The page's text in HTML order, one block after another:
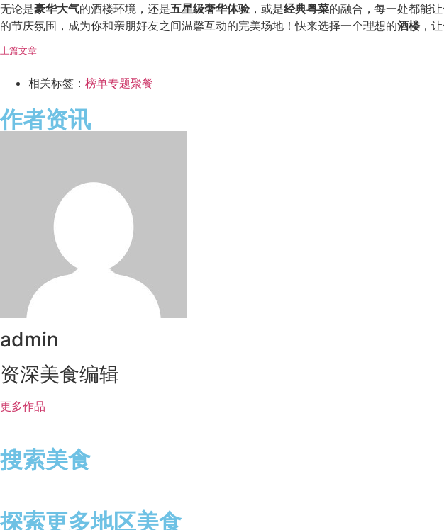
无论是豪华大气的酒楼环境，还是五星级奢华体验 ，或是经典粤菜的融合，每一处都能
的节庆氛围，成为你和亲朋好友之间温馨互动的完美场地！快来选择一个理想的酒楼 ，
上篇文章
相关标签： 榜单专题聚餐
作者资讯
admin
资深美食编辑
更多作品
搜索美食
探索更多地区美食